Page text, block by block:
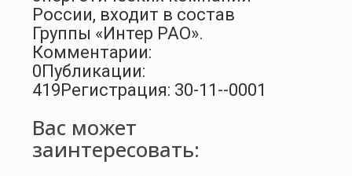
России, входит в состав
Группы «Интер РАО».
Комментарии:
0Публикации:
419Регистрация: 30-11--0001
Вас может
заинтересовать: